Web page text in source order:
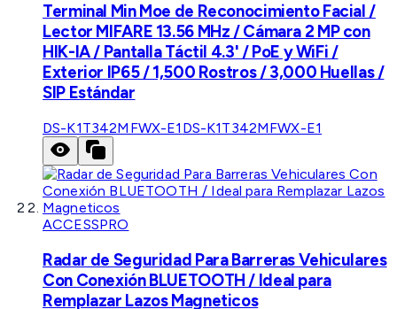
Terminal Min Moe de Reconocimiento Facial /
Lector MIFARE 13.56 MHz / Cámara 2 MP con
HIK-IA / Pantalla Táctil 4.3' / PoE y WiFi /
Exterior IP65 / 1,500 Rostros / 3,000 Huellas /
SIP Estándar
DS-K1T342MFWX-E1 DS-K1T342MFWX-E1
ACCESSPRO
Radar de Seguridad Para Barreras Vehiculares
Con Conexión BLUETOOTH / Ideal para
Remplazar Lazos Magneticos